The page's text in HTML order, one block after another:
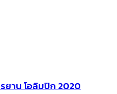
ยาน โอลิมปิก 2020